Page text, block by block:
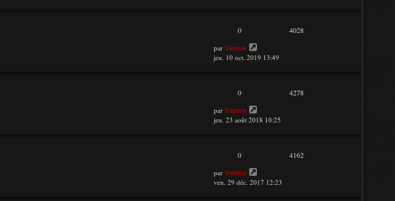
0 4028
par Yuimen
jeu. 10 oct. 2019 13:49
0 4278
par Yuimen
jeu. 23 août 2018 10:25
0 4162
par Yuimen
ven. 29 déc. 2017 12:23